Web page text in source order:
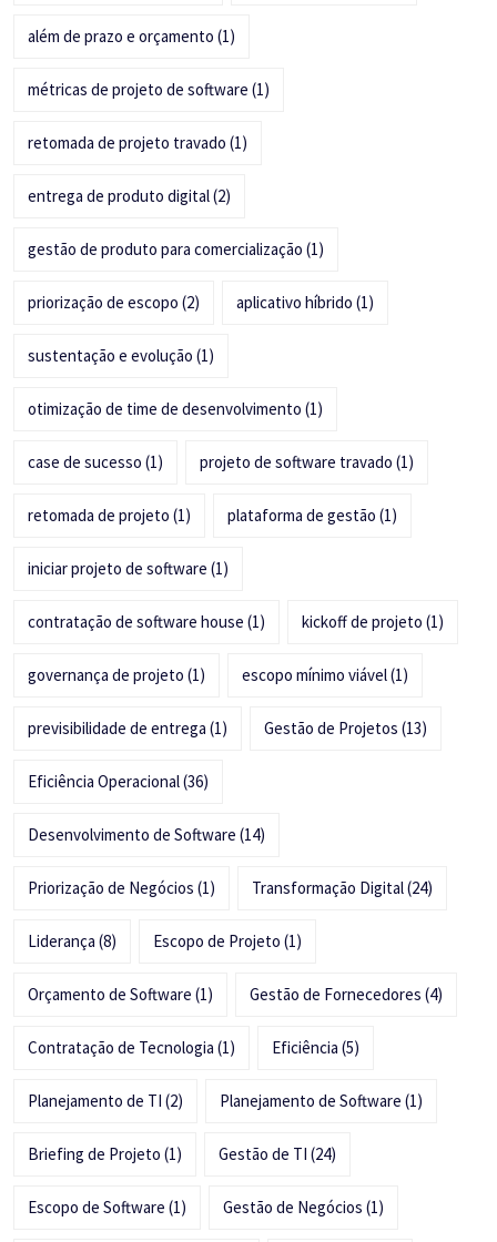
além de prazo e orçamento (1)
métricas de projeto de software (1)
retomada de projeto travado (1)
entrega de produto digital(2)
gestão de produto para comercialização (1)
priorização de escopo (2) aplicativo híbrido (1)
sustentação e evolução (1)
otimização de time de desenvolvimento (1)
case de sucesso (1) projeto de software travado (1)
retomada de projeto (1) plataforma de gestão (1)
iniciar projeto de software (1)
contratação de software house (1) kickoff de projeto (1)
governança de projeto (1) escopo mínimo viável(1)
previsibilidade de entrega (1) Gestão de Projetos (13)
Eficiência Operacional(36)
Desenvolvimento de Software (14)
Priorização de Negócios (1) Transformação Digital(24)
Liderança (8) Escopo de Projeto (1)
Orçamento de Software (1) Gestão de Fornecedores (4)
Contratação de Tecnologia (1) Eficiência (5)
Planejamento de TI (2) Planejamento de Software (1)
Briefing de Projeto (1) Gestão de TI (24)
Escopo de Software (1) Gestão de Negócios (1)